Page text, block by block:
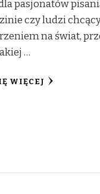
pasjonatów
czy ludzi
na świat,
…
WIĘCEJ